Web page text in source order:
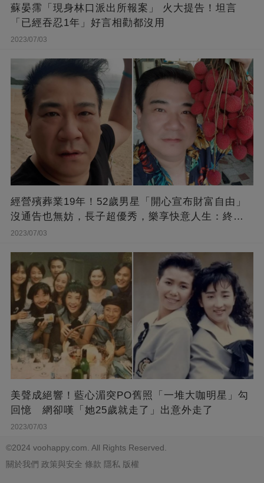
蘇晏霈「現身林口派出所報案」 火大提告！坦言
「已經吞忍1年」好言相勸都沒用
2023/07/03
經營殯葬業19年！52歲男星「開心宣布財富自由」
沒通告也無妨，長子超優秀，樂享快意人生：終于
能遊山玩水！
2023/07/03
美聲成絕響！藍心湄突PO舊照「一堆大咖明星」勾
回憶 網卻嘆「她25歲就走了」出意外走了
2023/07/03
©2024 voohappy.com. All Rights Reserved.
關於我們 政策與安全 條款 隱私 版權